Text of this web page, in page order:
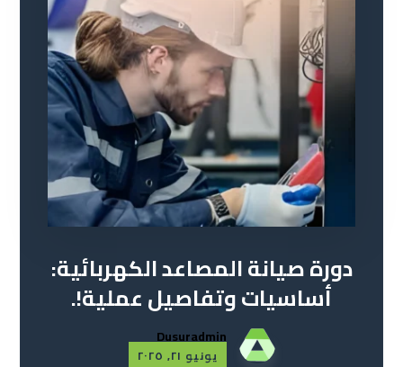
دورة صيانة المصاعد الكهربائية:
أساسيات وتفاصيل عملية!.
Dusuradmin
يونيو ٢١, ٢٠٢٥